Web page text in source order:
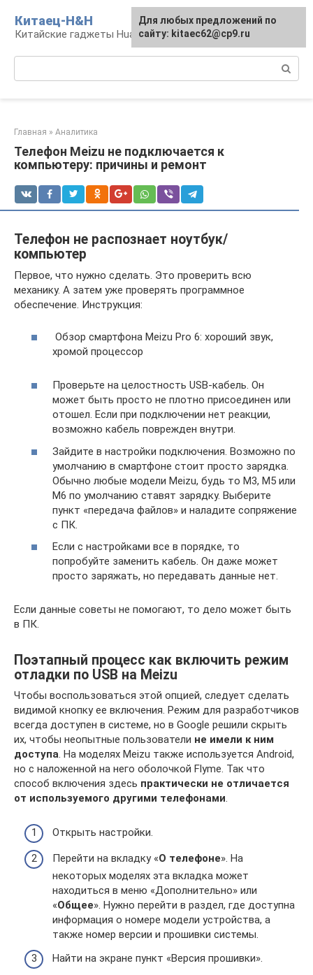
контенту
Китаец-H&H
Китайские гаджеты Huawei и Honor
Главная » Аналитика
Телефон Meizu не подключается к
компьютеру: причины и ремонт
Телефон не распознает ноутбук/
компьютер
Первое, что нужно сделать. Это проверить всю
механику. А затем уже проверять программное
обеспечение. Инструкция:
Обзор смартфона Meizu Pro 6: хороший звук,
хромой процессор
Проверьте на целостность USB-кабель. Он
может быть просто не плотно присоединен или
отошел. Если при подключении нет реакции,
возможно кабель поврежден внутри.
Зайдите в настройки подключения. Возможно по
умолчанию в смартфоне стоит просто зарядка.
Обычно любые модели Meizu, будь то М3, М5 или
М6 по умолчанию ставят зарядку. Выберите
пункт «передача файлов» и наладите сопряжение
с ПК.
Если с настройками все в порядке, то
попробуйте заменить кабель. Он даже может
просто заряжать, но передавать данные нет.
Если данные советы не помогают, то дело может быть
в ПК.
Поэтапный процесс как включить режим
отладки по USB на Meizu
Чтобы воспользоваться этой опцией, следует сделать
видимой кнопку ее включения. Режим для разработчиков
всегда доступен в системе, но в Google решили скрыть
их, чтобы неопытные пользователи не имели к ним
доступа. На моделях Meizu также используется Android,
но с наложенной на него оболочкой Flyme. Так что
способ включения здесь практически не отличается
от используемого другими телефонами.
Открыть настройки.
Перейти на вкладку «О телефоне». На
некоторых моделях эта вкладка может
находиться в меню «Дополнительно» или
«Общее». Нужно перейти в раздел, где доступна
информация о номере модели устройства, а
также номер версии и прошивки системы.
Найти на экране пункт «Версия прошивки».
Для любых предложений по
сайту: kitaec62@cp9.ru